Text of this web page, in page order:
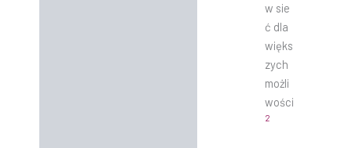
w sie
ć dla
więks
zych
możli
wości
2